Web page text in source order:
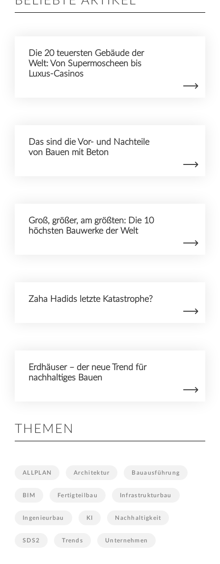
Akzeptieren
Die 20 teuersten Gebäude der
Welt: Von Supermoscheen bis
Luxus-Casinos
Das sind die Vor- und Nachteile
von Bauen mit Beton
Groß, größer, am größten: Die 10
höchsten Bauwerke der Welt
Zaha Hadids letzte Katastrophe?
Erdhäuser – der neue Trend für
nachhaltiges Bauen
THEMEN
ALLPLAN Architektur Bauausführung
BIM Fertigteilbau Infrastrukturbau
Ingenieurbau KI Nachhaltigkeit
SDS2 Trends Unternehmen